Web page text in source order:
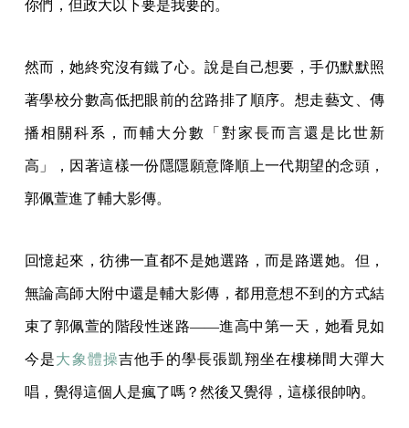
你們，但政大以下要是我要的。
然而，她終究沒有鐵了心。說是自己想要，手仍默默照
著學校分數高低把眼前的岔路排了順序。想走藝文、傳
播相關科系，而輔大分數「對家長而言還是比世新
高」，因著這樣一份隱隱願意降順上一代期望的念頭，
郭佩萱進了輔大影傳。
回憶起來，彷彿一直都不是她選路，而是路選她。但，
無論高師大附中還是輔大影傳，都用意想不到的方式結
束了郭佩萱的階段性迷路——進高中第一天，她看見如
今是大象體操吉他手的學長張凱翔坐在樓梯間大彈大
唱，覺得這個人是瘋了嗎？然後又覺得，這樣很帥吶。